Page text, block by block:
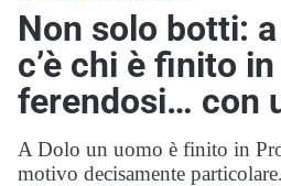
Non solo botti:
c’è chi è finito
ferendosi… con
A Dolo un uomo è finito in
motivo decisamente